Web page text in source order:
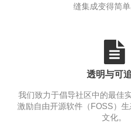
缝集成变得简单
透明与可
我们致力于倡导社区中的最佳
激励自由开源软件（FOSS）
文化。